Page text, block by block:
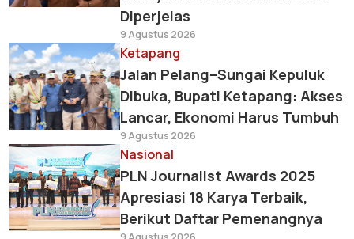
Diperjelas
9 Agustus 2026
Ketapang
Jalan Pelang–Sungai Kepuluk
Dibuka, Bupati Ketapang: Akses
Lancar, Ekonomi Harus Tumbuh
9 Agustus 2026
Nasional
PLN Journalist Awards 2025
Apresiasi 18 Karya Terbaik,
Berikut Daftar Pemenangnya